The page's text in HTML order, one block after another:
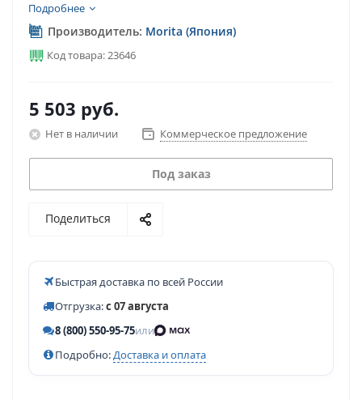
Подробнее
Производитель: Morita (Япония)
Код товара: 23646
5 503 руб.
Нет в наличии Коммерческое предложение
Под заказ
Поделиться
Быстрая доставка по всей России
Отгрузка:с 07 августа
8 (800) 550-95-75или
Подробно:Доставка и оплата